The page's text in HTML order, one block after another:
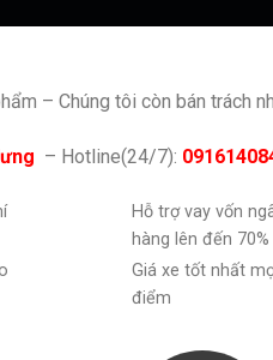
– Chúng tôi còn bán trách
– Hotline(24/7):
Hỗ trợ vay vốn
hàng lên đến 70%
Giá xe tốt nhất
điểm